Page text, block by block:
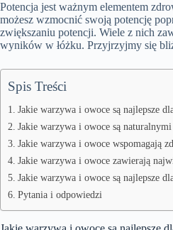
Potencja jest ważnym elementem
możesz wzmocnić swoją potencję
zwiększaniu potencji. Wiele z nich
wyników w łóżku. Przyjrzyjmy się
Spis Treści
Jakie warzywa i owoce są najlepsze
Jakie warzywa i owoce są
Jakie warzywa i owoce wspomagają
Jakie warzywa i owoce zawierają
Jakie warzywa i owoce są najlepsze
Pytania i odpowiedzi